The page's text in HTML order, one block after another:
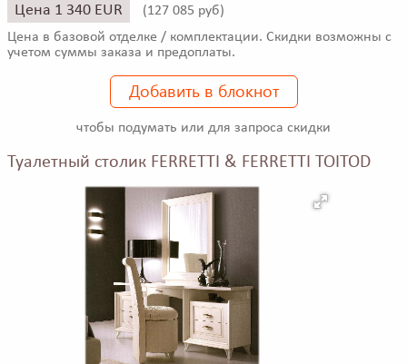
Цена 1 340 EUR (127 085 руб)
Цена в базовой отделке / комплектации. Скидки возможны с
учетом суммы заказа и предоплаты.
Добавить в блокнот
чтобы подумать или для запроса скидки
Туалетный столик FERRETTI & FERRETTI TOITOD